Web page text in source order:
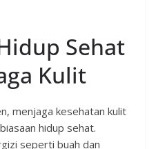
Sehat
Kulit
menjaga kesehatan kulit
hidup sehat.
seperti buah dan